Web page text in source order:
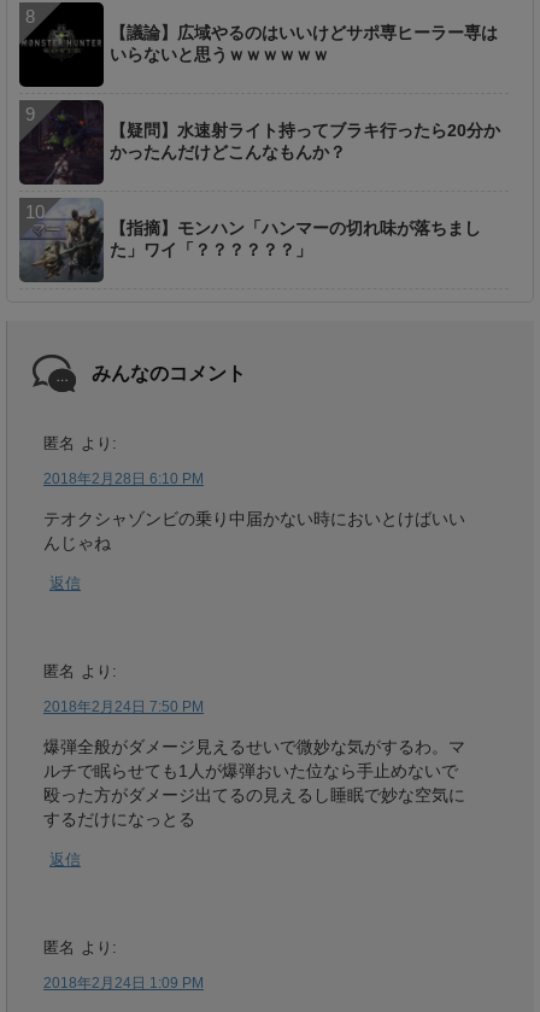
【議論】広域やるのはいいけどサポ専ヒーラー専は
いらないと思うｗｗｗｗｗｗ
【疑問】水速射ライト持ってブラキ行ったら20分か
かったんだけどこんなもんか？
【指摘】モンハン「ハンマーの切れ味が落ちまし
た」ワイ「？？？？？？」
みんなのコメント
匿名 より:
2018年2月28日 6:10 PM
テオクシャゾンビの乗り中届かない時においとけばいい
んじゃね
返信
匿名 より:
2018年2月24日 7:50 PM
爆弾全般がダメージ見えるせいで微妙な気がするわ。マ
ルチで眠らせても1人が爆弾おいた位なら手止めないで
殴った方がダメージ出てるの見えるし睡眠で妙な空気に
するだけになっとる
返信
匿名 より:
2018年2月24日 1:09 PM